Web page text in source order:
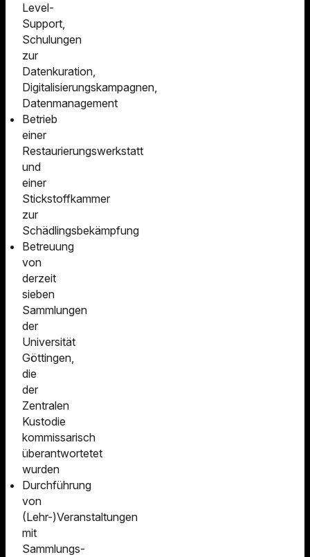
Level-
Support,
Schulungen
zur
Datenkuration,
Digitalisierungskampagnen,
Datenmanagement
Betrieb
einer
Restaurierungswerkstatt
und
einer
Stickstoffkammer
zur
Schädlingsbekämpfung
Betreuung
von
derzeit
sieben
Sammlungen
der
Universität
Göttingen,
die
der
Zentralen
Kustodie
kommissarisch
überantwortetet
wurden
Durchführung
von
(Lehr-)Veranstaltungen
mit
Sammlungs-